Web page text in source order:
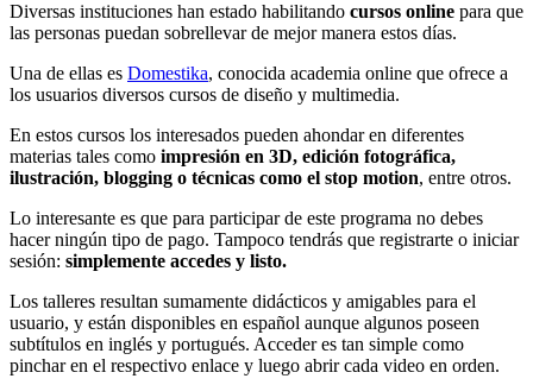
Diversas instituciones han estado habilitando cursos online para que
las personas puedan sobrellevar de mejor manera estos días.
Una de ellas es Domestika, conocida academia online que ofrece a
los usuarios diversos cursos de diseño y multimedia.
En estos cursos los interesados pueden ahondar en diferentes
materias tales como impresión en 3D, edición fotográfica,
ilustración, blogging o técnicas como el stop motion, entre otros.
Lo interesante es que para participar de este programa no debes
hacer ningún tipo de pago. Tampoco tendrás que registrarte o iniciar
sesión: simplemente accedes y listo.
Los talleres resultan sumamente didácticos y amigables para el
usuario, y están disponibles en español aunque algunos poseen
subtítulos en inglés y portugués. Acceder es tan simple como
pinchar en el respectivo enlace y luego abrir cada video en orden.